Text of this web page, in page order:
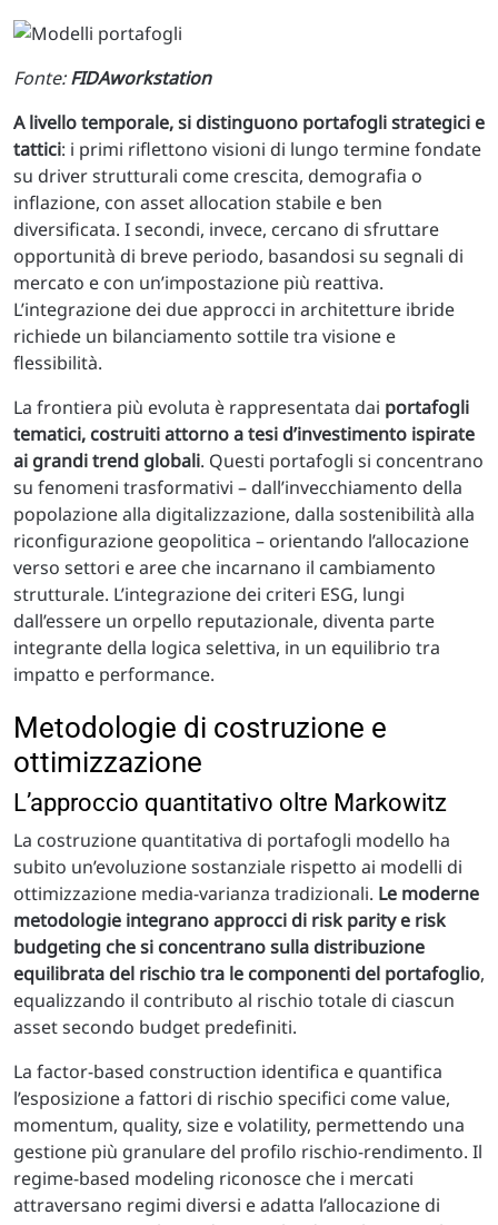
Fonte:FIDAworkstation
A livello temporale, si distinguono portafogli strategici e
tattici: i primi riflettono visioni di lungo termine fondate
su driver strutturali come crescita, demografia o
inflazione, con asset allocation stabile e ben
diversificata. I secondi, invece, cercano di sfruttare
opportunità di breve periodo, basandosi su segnali di
mercato e con un’impostazione più reattiva.
L’integrazione dei due approcci in architetture ibride
richiede un bilanciamento sottile tra visione e
flessibilità.
La frontiera più evoluta è rappresentata dai portafogli
tematici, costruiti attorno a tesi d’investimento ispirate
ai grandi trend globali. Questi portafogli si concentrano
su fenomeni trasformativi – dall’invecchiamento della
popolazione alla digitalizzazione, dalla sostenibilità alla
riconfigurazione geopolitica – orientando l’allocazione
verso settori e aree che incarnano il cambiamento
strutturale. L’integrazione dei criteri ESG, lungi
dall’essere un orpello reputazionale, diventa parte
integrante della logica selettiva, in un equilibrio tra
impatto e performance.
Metodologie di costruzione e
ottimizzazione
L’approccio quantitativo oltre Markowitz
La costruzione quantitativa di portafogli modello ha
subito un’evoluzione sostanziale rispetto ai modelli di
ottimizzazione media-varianza tradizionali. Le moderne
metodologie integrano approcci di risk parity e risk
budgeting che si concentrano sulla distribuzione
equilibrata del rischio tra le componenti del portafoglio,
equalizzando il contributo al rischio totale di ciascun
asset secondo budget predefiniti.
La factor-based construction identifica e quantifica
l’esposizione a fattori di rischio specifici come value,
momentum, quality, size e volatility, permettendo una
gestione più granulare del profilo rischio-rendimento. Il
regime-based modeling riconosce che i mercati
attraversano regimi diversi e adatta l’allocazione di